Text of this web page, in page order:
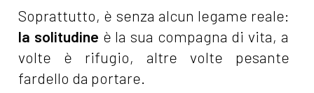
Soprattutto, è senza alcun legame reale:
la solitudine è la sua compagna di vita, a
volte è rifugio, altre volte pesante
fardello da portare.